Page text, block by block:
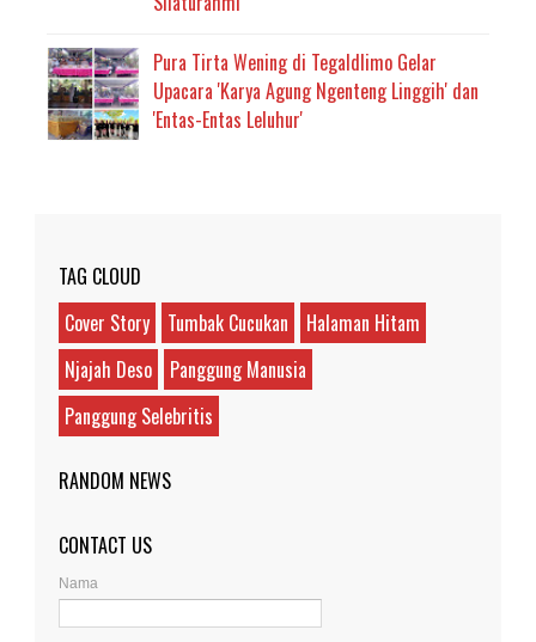
Pura Tirta Wening di Tegaldlimo Gelar
Upacara 'Karya Agung Ngenteng Linggih' dan
'Entas-Entas Leluhur'
TAG CLOUD
Cover Story
Tumbak Cucukan
Halaman Hitam
Njajah Deso
Panggung Manusia
Panggung Selebritis
RANDOM NEWS
CONTACT US
Nama